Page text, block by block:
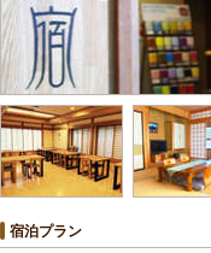
宿泊プラン